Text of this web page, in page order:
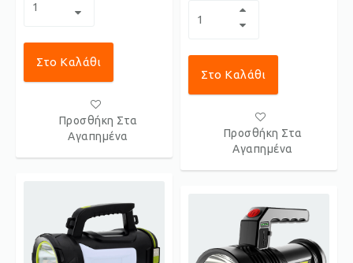
Στο Καλάθι
Προσθήκη Στα
Αγαπημένα
Στο Καλάθι
Προσθήκη Στα
Αγαπημένα